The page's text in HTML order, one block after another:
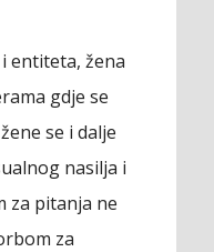
entiteta, žena
gdje se
se i dalje
nasilja i
za pitanja ne
za